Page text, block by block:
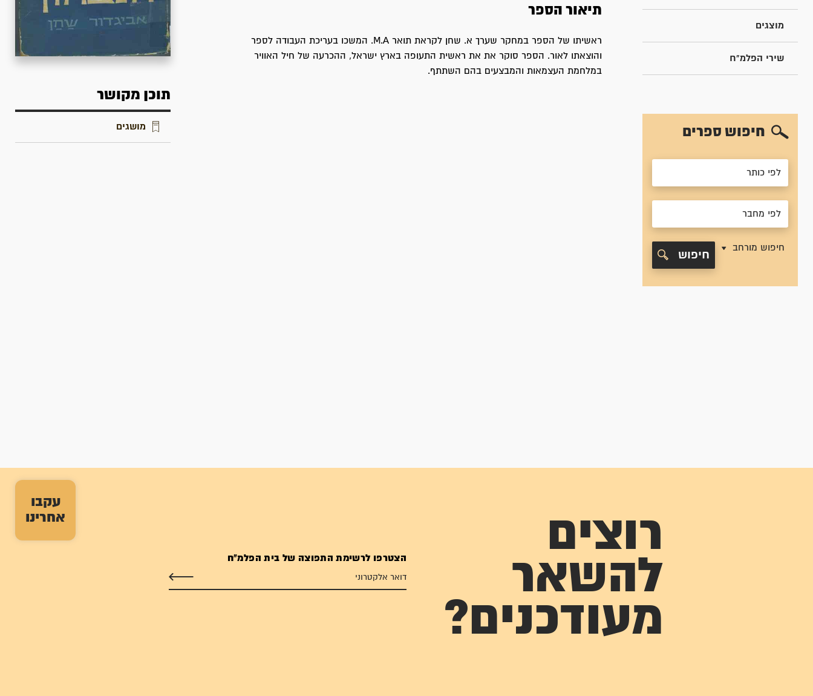
עקבו
אחרינו
מוצגים
שירי הפלמ"ח
חיפוש ספרים
חיפוש מורחב
חיפוש
תיאור הספר
ראשיתו של הספר במחקר שערך א. שחן לקראת תואר M.A. המשכו בעריכת העבודה לספר
והוצאתו לאור. הספר סוקר את את ראשית התעופה בארץ ישראל, ההכרעה של חיל האוויר
במלחמת העצמאות והמבצעים בהם השתתף.
תוכן מקושר
מושגים
רוצים
להשאר
מעודכנים?
הצטרפו לרשימת התפוצה של בית הפלמ"ח